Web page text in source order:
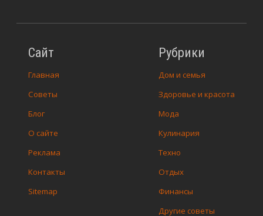
Сайт
Главная
Советы
Блог
О сайте
Реклама
Контакты
Sitemap
Рубрики
Дом и семья
Здоровье и красота
Мода
Кулинария
Техно
Отдых
Финансы
Другие советы